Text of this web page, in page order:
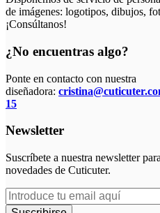
de imágenes: logotipos, dibujos,
¡Consúltanos!
¿No encuentras algo?
Ponte en contacto con nuestra
diseñadora:
15
Newsletter
Suscríbete a nuestra newsletter
novedades de Cuticuter.